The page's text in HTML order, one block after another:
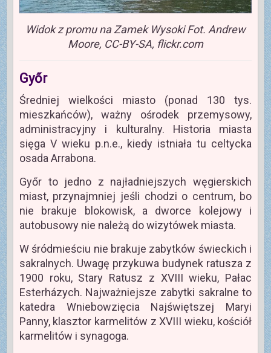
Widok z promu na Zamek Wysoki Fot. Andrew
Moore, CC-BY-SA, flickr.com
Győr
Średniej wielkości miasto (ponad 130 tys.
mieszkańców), ważny ośrodek przemysowy,
administracyjny i kulturalny. Historia miasta
sięga V wieku p.n.e., kiedy istniała tu celtycka
osada Arrabona.
Győr to jedno z najładniejszych węgierskich
miast, przynajmniej jeśli chodzi o centrum, bo
nie brakuje blokowisk, a dworce kolejowy i
autobusowy nie należą do wizytówek miasta.
W śródmieściu nie brakuje zabytków świeckich i
sakralnych. Uwagę przykuwa budynek ratusza z
1900 roku, Stary Ratusz z XVIII wieku, Pałac
Esterházych. Najważniejsze zabytki sakralne to
katedra Wniebowzięcia Najświętszej Maryi
Panny, klasztor karmelitów z XVIII wieku, kościół
karmelitów i synagoga.